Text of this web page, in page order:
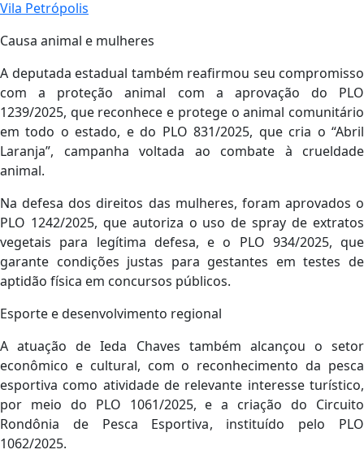
Vila Petrópolis
Causa animal e mulheres
A deputada estadual também reafirmou seu compromisso
com a proteção animal com a aprovação do PLO
1239/2025, que reconhece e protege o animal comunitário
em todo o estado, e do PLO 831/2025, que cria o “Abril
Laranja”, campanha voltada ao combate à crueldade
animal.
Na defesa dos direitos das mulheres, foram aprovados o
PLO 1242/2025, que autoriza o uso de spray de extratos
vegetais para legítima defesa, e o PLO 934/2025, que
garante condições justas para gestantes em testes de
aptidão física em concursos públicos.
Esporte e desenvolvimento regional
A atuação de Ieda Chaves também alcançou o setor
econômico e cultural, com o reconhecimento da pesca
esportiva como atividade de relevante interesse turístico,
por meio do PLO 1061/2025, e a criação do Circuito
Rondônia de Pesca Esportiva, instituído pelo PLO
1062/2025.